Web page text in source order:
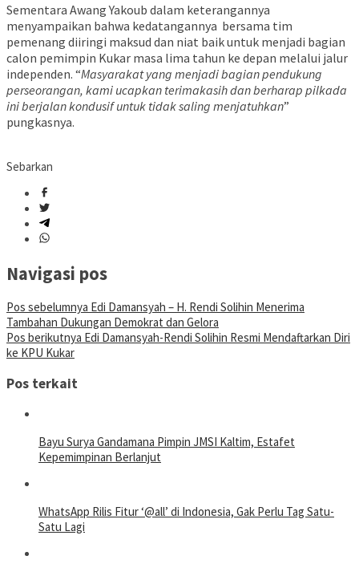
Sementara Awang Yakoub dalam keterangannya
menyampaikan bahwa kedatangannya bersama tim
pemenang diiringi maksud dan niat baik untuk menjadi bagian
calon pemimpin Kukar masa lima tahun ke depan melalui jalur
independen. “Masyarakat yang menjadi bagian pendukung
perseorangan, kami ucapkan terimakasih dan berharap pilkada
ini berjalan kondusif untuk tidak saling menjatuhkan”
pungkasnya.
Sebarkan
Navigasi pos
Pos sebelumnya Edi Damansyah – H. Rendi Solihin Menerima
Tambahan Dukungan Demokrat dan Gelora
Pos berikutnya Edi Damansyah-Rendi Solihin Resmi Mendaftarkan Diri
ke KPU Kukar
Pos terkait
Bayu Surya Gandamana Pimpin JMSI Kaltim, Estafet
Kepemimpinan Berlanjut
WhatsApp Rilis Fitur ‘@all’ di Indonesia, Gak Perlu Tag Satu-
Satu Lagi